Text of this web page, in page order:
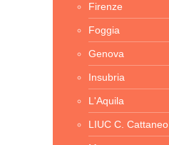
Firenze
Foggia
Genova
Insubria
L'Aquila
LIUC C. Cattaneo